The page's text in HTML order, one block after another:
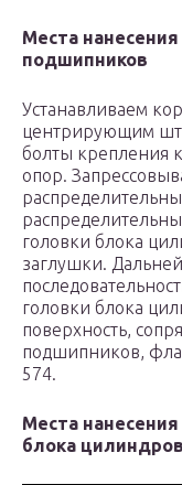
Места
подшипников
Устанавливаем
центрирующим
болты крепления
опор.
головки блока
заглушки.
головки блока
поверхность,
подшипников,
574.
Места
блока цилиндров